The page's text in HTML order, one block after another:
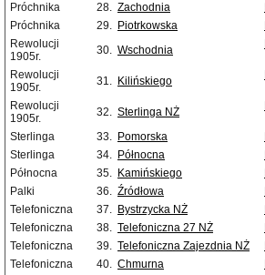
Próchnika
28. Zachodnia
Próchnika
29. Piotrkowska
Rewolucji
1905r.
30. Wschodnia
Rewolucji
1905r.
31. Kilińskiego
Rewolucji
1905r.
32. Sterlinga NŻ
Sterlinga 33. Pomorska
Sterlinga
34. Północna
Północna
35. Kamińskiego
Palki
36. Źródłowa
Telefoniczna
37. Bystrzycka NŻ
Telefoniczna
38. Telefoniczna 27 NŻ
Telefoniczna
39. Telefoniczna Zajezdnia NŻ
Telefoniczna
40. Chmurna